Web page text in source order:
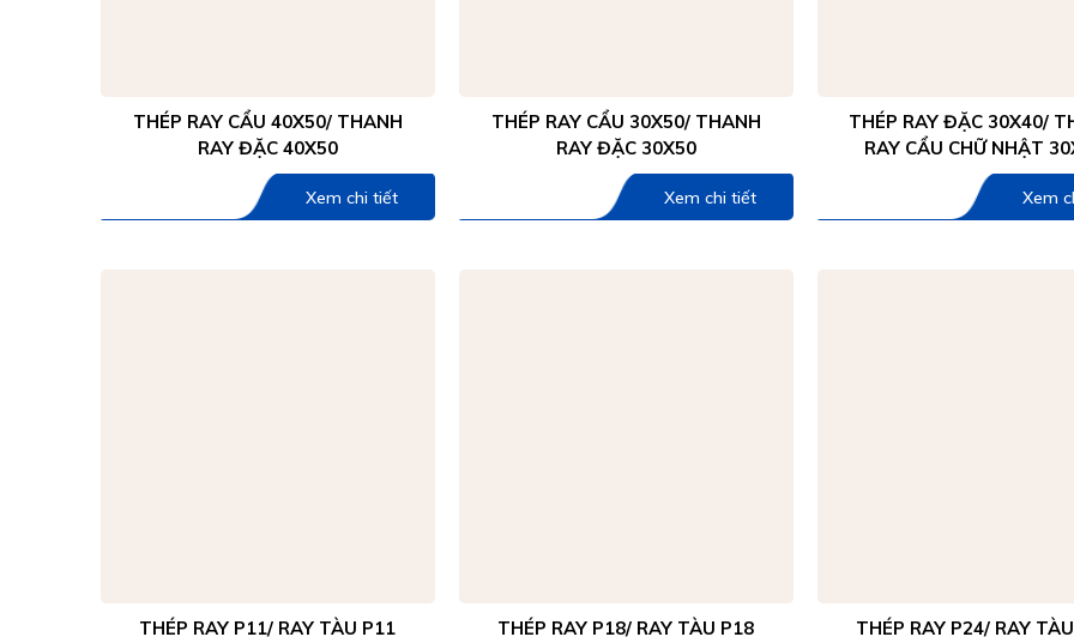
THÉP RAY CẨU 40X50/ THANH
RAY ĐẶC 40X50
Xem chi tiết
THÉP RAY CẨU 30X50/ THANH
RAY ĐẶC 30X50
Xem chi tiết
THÉP RAY ĐẶC 30X40/
RAY CẨU CHỮ NHẬT
Xem
THÉP RAY P11/ RAY TÀU P11
THÉP RAY P18/ RAY TÀU P18
THÉP RAY P24/ RAY